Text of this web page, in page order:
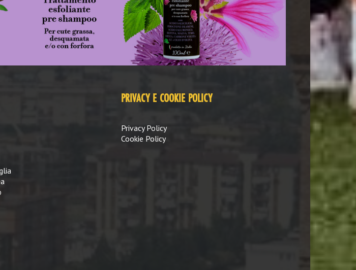
PRIVACY E COOKIE POLICY
Privacy Policy
Cookie Policy